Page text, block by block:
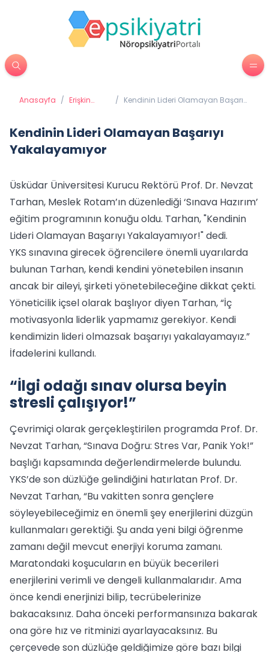
Anasayfa / Erişkin
/ Kendinin Lideri Olamayan Başarıyı
Kendinin Lideri Olamayan Başarıyı
Yakalayamıyor
Üsküdar Üniversitesi Kurucu Rektörü Prof. Dr. Nevzat
Tarhan, Meslek Rotam’ın düzenlediği ‘Sınava Hazırım’
eğitim programının konuğu oldu. Tarhan, "Kendinin
Lideri Olamayan Başarıyı Yakalayamıyor!" dedi.
YKS sınavına girecek öğrencilere önemli uyarılarda
bulunan Tarhan, kendi kendini yönetebilen insanın
ancak bir aileyi, şirketi yönetebileceğine dikkat çekti.
Yöneticilik içsel olarak başlıyor diyen Tarhan, “İç
motivasyonla liderlik yapmamız gerekiyor. Kendi
kendimizin lideri olmazsak başarıyı yakalayamayız.”
İfadelerini kullandı.
“İlgi odağı sınav olursa beyin
stresli çalışıyor!”
Çevrimiçi olarak gerçekleştirilen programda Prof. Dr.
Nevzat Tarhan, “Sınava Doğru: Stres Var, Panik Yok!”
başlığı kapsamında değerlendirmelerde bulundu.
YKS’de son düzlüğe gelindiğini hatırlatan Prof. Dr.
Nevzat Tarhan, “Bu vakitten sonra gençlere
söyleyebileceğimiz en önemli şey enerjilerini düzgün
kullanmaları gerektiği. Şu anda yeni bilgi öğrenme
zamanı değil mevcut enerjiyi koruma zamanı.
Maratondaki koşucuların en büyük becerileri
enerjilerini verimli ve dengeli kullanmalarıdır. Ama
önce kendi enerjinizi bilip, tecrübelerinize
bakacaksınız. Daha önceki performansınıza bakarak
ona göre hız ve ritminizi ayarlayacaksınız. Bu
çerçevede son düzlüğe geldiğimize göre bazı bilgi